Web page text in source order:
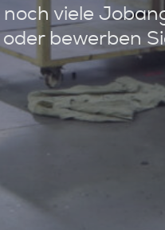
viele
oder bewerben